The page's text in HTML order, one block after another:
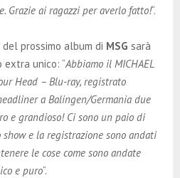
Grazie ai ragazzi per averlo fatto!“.
prossimo album di MSG sarà
unico: “Abbiamo il MICHAEL
Head – Blu-ray, registrato
a Balingen/Germania due
e grandioso! Ci sono un paio di
e la registrazione sono andati
le cose come sono andate
e puro“.